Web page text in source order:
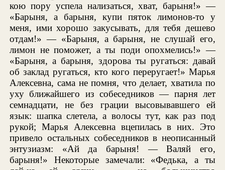
кою пору успела нализаться, хват, барыня!» —
«Барыня, а барыня, купи пяток лимонов-то у
меня, ими хорошо закусывать, для тебя дешево
отдам!» — «Барыня, а барыня, не слушай его,
лимон не поможет, а ты поди опохмелись!» —
«Барыня, а барыня, здорова ты ругаться: давай
об заклад ругаться, кто кого переругает!» Марья
Алексевна, сама не помня, что делает, хватила по
уху ближайшего из собеседников — парня лет
семнадцати, не без грации высовывавшего ей
язык: шапка слетела, а волосы тут, как раз под
рукой; Марья Алексевна вцепилась в них. Это
привело остальных собеседников в неописанный
энтузиазм: «Ай да барыня! — Валяй его,
барыня!» Некоторые замечали: «Федька, а ты